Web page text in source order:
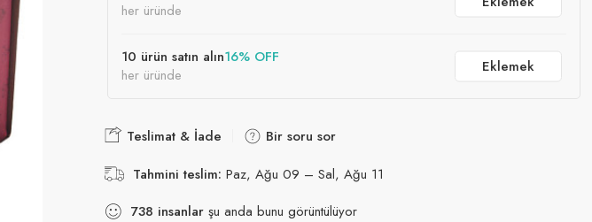
her üründe
10 ürün satın alın16% OFF
her üründe
Eklemek
Teslimat & İade
Bir soru sor
Tahmini teslim: Paz, Ağu 09 – Sal, Ağu 11
738 insanlar şu anda bunu görüntülüyor